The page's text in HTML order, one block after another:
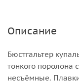
Описание
Бюстгальтер
тонкого поролона
несъёмные.